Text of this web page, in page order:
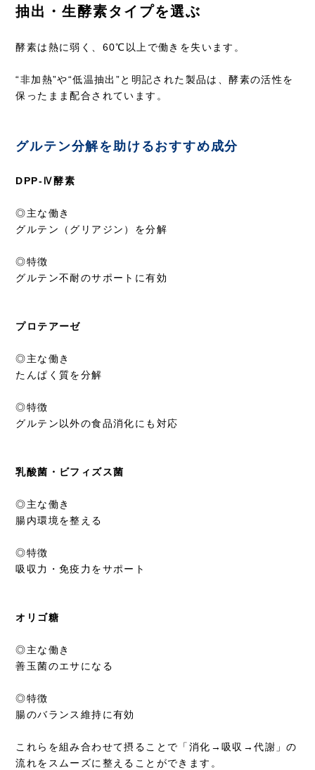
抽出・生酵素タイプを選ぶ
酵素は熱に弱く、60℃以上で働きを失います。
“非加熱”や“低温抽出”と明記された製品は、酵素の活性を
保ったまま配合されています。
グルテン分解を助けるおすすめ成分
DPP-Ⅳ酵素
◎主な働き
グルテン（グリアジン）を分解
◎特徴
グルテン不耐のサポートに有効
プロテアーゼ
◎主な働き
たんぱく質を分解
◎特徴
グルテン以外の食品消化にも対応
乳酸菌・ビフィズス菌
◎主な働き
腸内環境を整える
◎特徴
吸収力・免疫力をサポート
オリゴ糖
◎主な働き
善玉菌のエサになる
◎特徴
腸のバランス維持に有効
これらを組み合わせて摂ることで「消化→吸収→代謝」の
流れをスムーズに整えることができます。